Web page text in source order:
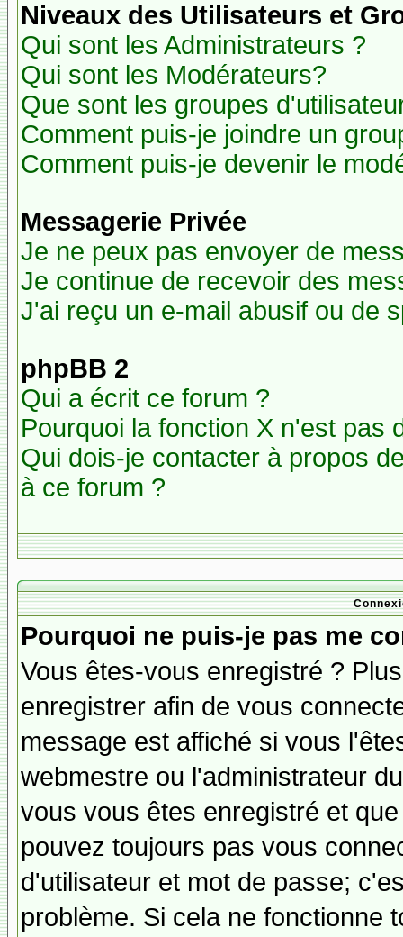
Niveaux des Utilisateurs et
Qui sont les Administrateurs ?
Qui sont les Modérateurs?
Que sont les groupes
Comment puis-je joindre un
Comment puis-je devenir le
Messagerie Privée
Je ne peux pas envoyer de
Je continue de recevoir des
J'ai reçu un e-mail abusif ou de
phpBB 2
Qui a écrit ce forum ?
Pourquoi la fonction X n'est pas
Qui dois-je contacter à propos
à ce forum ?
Pourquoi ne puis-je pas me
Vous êtes-vous enregistré ?
enregistrer afin de vous
message est affiché si vous
webmestre ou l'administrateur
vous vous êtes enregistré et
pouvez toujours pas vous
d'utilisateur et mot de passe;
problème. Si cela ne fonctionne